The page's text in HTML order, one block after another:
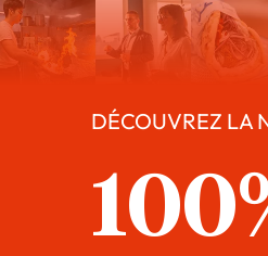
DÉCOUVREZ LA